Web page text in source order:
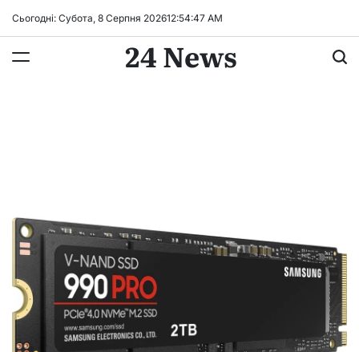
Сьогодні: Субота, 8 Серпня 202612:54:47 AM
24 News